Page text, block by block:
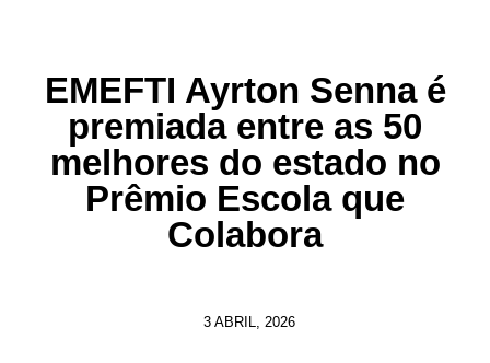
EMEFTI Ayrton Senna é
premiada entre as 50
melhores do estado no
Prêmio Escola que
Colabora
3 ABRIL, 2026